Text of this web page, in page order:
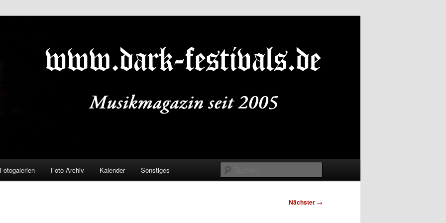
Fotogalerien Foto-Archiv Kalender Sonstiges
Nächster →